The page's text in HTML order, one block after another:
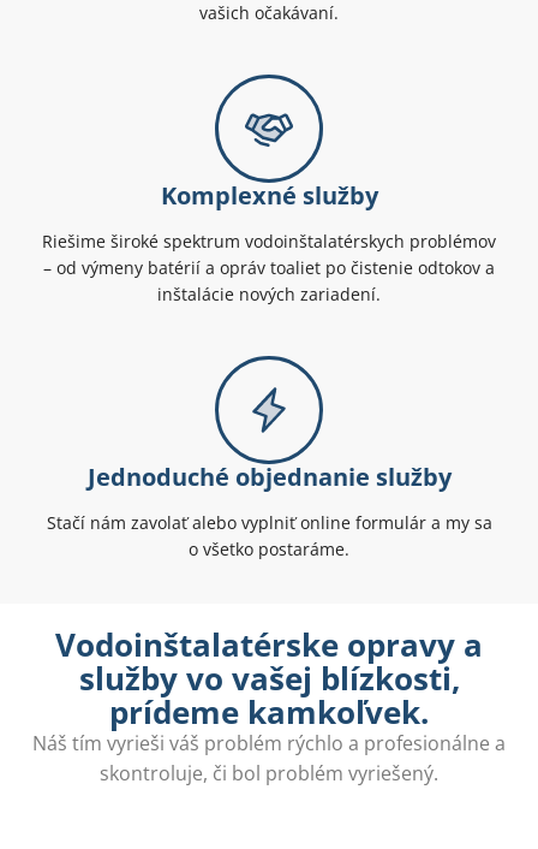
vašich očakávaní.
Komplexné služby
Riešime široké spektrum vodoinštalatérskych problémov
– od výmeny batérií a opráv toaliet po čistenie odtokov a
inštalácie nových zariadení.
Jednoduché objednanie služby
Stačí nám zavolať alebo vyplniť online formulár a my sa
o všetko postaráme.
Vodoinštalatérske opravy a
služby vo vašej blízkosti,
prídeme kamkoľvek.
Náš tím vyrieši váš problém rýchlo a profesionálne a
skontroluje, či bol problém vyriešený.